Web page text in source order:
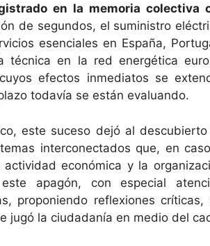
en la memoria colectiva
de segundos, el suministro
esenciales en España,
técnica en la red energética
efectos inmediatos se
todavía se están evaluando.
este suceso dejó al
interconectados que, en
económica y la
apagón, con especial
proponiendo reflexiones
jugó la ciudadanía en medio del